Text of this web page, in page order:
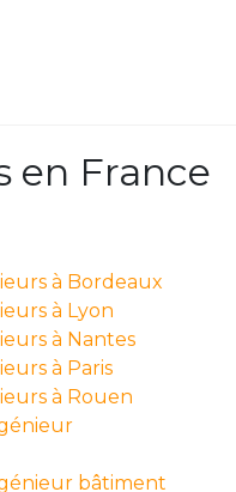
en France
à Bordeaux
à Lyon
à Nantes
à Paris
à Rouen
bâtiment